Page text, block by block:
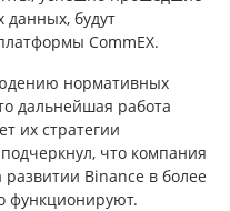
будут
CommEX.
нормативных
дальнейшая работа
их стратегии
что компания
развитии Binance в более
функционируют.